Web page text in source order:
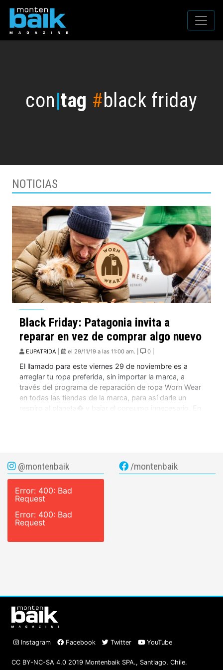
con|tag #black friday
NOTICIAS
Black Friday: Patagonia invita a
reparar en vez de comprar algo nuevo
EUPATRIDA el 29/11/19 a las 11:00 am. | 0 |
El llamado para este viernes 29 de noviembre es a
arreglar tu ropa preferida, sin importar la marca, a
través del programa de reparación de ropa Worn Wear
en todas las tiendas de la marca, para así darle un
respiro al planeta� y bajar el consumo innecesario. En
@montenbaik
Error: 400: Bad
Request
Error: 400: Bad
Request
/montenbaik
Instagram Facebook Twitter YouTube
CC BY-NC-SA 4.0 2019 Montenbaik SPA., Santiago, Chile.